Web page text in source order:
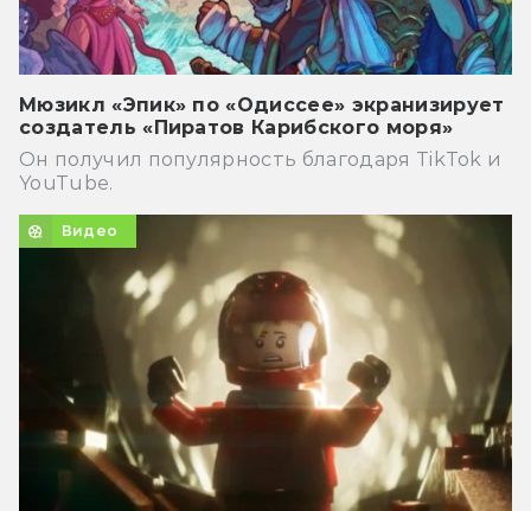
Мюзикл «Эпик» по «Одиссее» экранизирует
создатель «Пиратов Карибского моря»
Он получил популярность благодаря TikTok и
YouTube.
Видео